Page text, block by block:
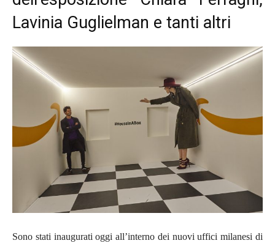
Lavinia Guglielman e tanti altri
Sono stati inaugurati oggi all’interno dei nuovi uffici milanesi di